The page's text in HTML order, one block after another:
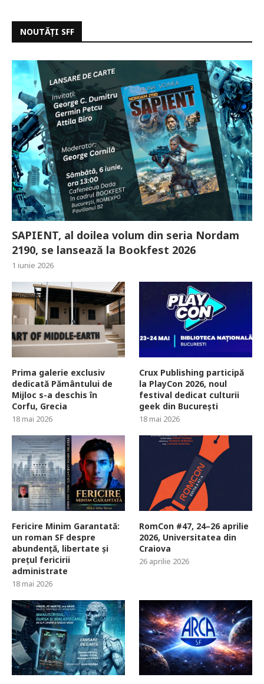
NOUTĂȚI SFF
SAPIENT, al doilea volum din seria Nordam
2190, se lansează la Bookfest 2026
1 iunie 2026
Prima galerie exclusiv
dedicată Pământului de
Mijloc s-a deschis în
Corfu, Grecia
18 mai 2026
Crux Publishing participă
la PlayCon 2026, noul
festival dedicat culturii
geek din București
18 mai 2026
Fericire Minim Garantată:
un roman SF despre
abundență, libertate și
prețul fericirii
administrate
18 mai 2026
RomCon #47, 24–26 aprilie
2026, Universitatea din
Craiova
26 aprilie 2026